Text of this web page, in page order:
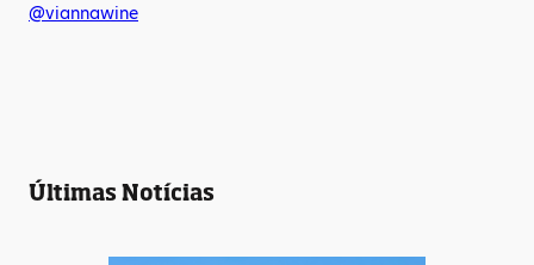
@viannawine
Últimas Notícias